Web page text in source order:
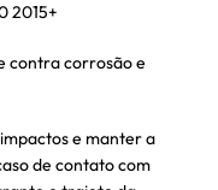
2015+
contra corrosão e
e manter a
de contato com